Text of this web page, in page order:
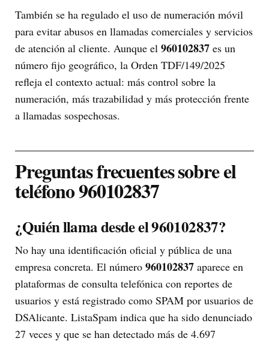
También se ha regulado el uso de numeración móvil
para evitar abusos en llamadas comerciales y servicios
de atención al cliente. Aunque el 960102837 es un
número fijo geográfico, la Orden TDF/149/2025
refleja el contexto actual: más control sobre la
numeración, más trazabilidad y más protección frente
a llamadas sospechosas.
Preguntas frecuentes sobre el
teléfono 960102837
¿Quién llama desde el 960102837?
No hay una identificación oficial y pública de una
empresa concreta. El número 960102837 aparece en
plataformas de consulta telefónica con reportes de
usuarios y está registrado como SPAM por usuarios de
DSAlicante. ListaSpam indica que ha sido denunciado
27 veces y que se han detectado más de 4.697